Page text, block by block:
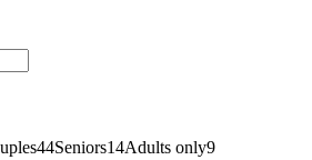
44Seniors14Adults only9